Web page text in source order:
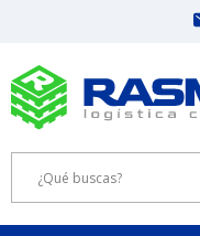
contenido